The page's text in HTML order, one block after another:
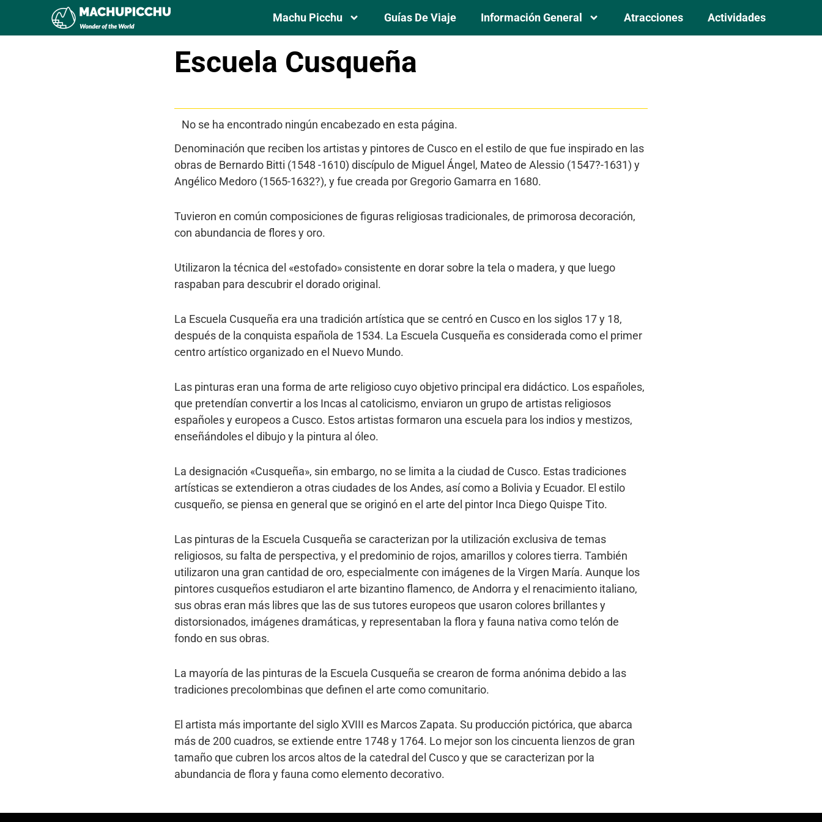
Machu Picchu Guías De Viaje Información General Atracciones Actividades
Escuela Cusqueña
No se ha encontrado ningún encabezado en esta página.
Denominación que reciben los artistas y pintores de Cusco en el estilo de que fue inspirado en las
obras de Bernardo Bitti (1548 -1610) discípulo de Miguel Ángel, Mateo de Alessio (1547?-1631) y
Angélico Medoro (1565-1632?), y fue creada por Gregorio Gamarra en 1680.
Tuvieron en común composiciones de figuras religiosas tradicionales, de primorosa decoración,
con abundancia de flores y oro.
Utilizaron la técnica del «estofado» consistente en dorar sobre la tela o madera, y que luego
raspaban para descubrir el dorado original.
La Escuela Cusqueña era una tradición artística que se centró en Cusco en los siglos 17 y 18,
después de la conquista española de 1534. La Escuela Cusqueña es considerada como el primer
centro artístico organizado en el Nuevo Mundo.
Las pinturas eran una forma de arte religioso cuyo objetivo principal era didáctico. Los españoles,
que pretendían convertir a los Incas al catolicismo, enviaron un grupo de artistas religiosos
españoles y europeos a Cusco. Estos artistas formaron una escuela para los indios y mestizos,
enseñándoles el dibujo y la pintura al óleo.
La designación «Cusqueña», sin embargo, no se limita a la ciudad de Cusco. Estas tradiciones
artísticas se extendieron a otras ciudades de los Andes, así como a Bolivia y Ecuador. El estilo
cusqueño, se piensa en general que se originó en el arte del pintor Inca Diego Quispe Tito.
Las pinturas de la Escuela Cusqueña se caracterizan por la utilización exclusiva de temas
religiosos, su falta de perspectiva, y el predominio de rojos, amarillos y colores tierra. También
utilizaron una gran cantidad de oro, especialmente con imágenes de la Virgen María. Aunque los
pintores cusqueños estudiaron el arte bizantino flamenco, de Andorra y el renacimiento italiano,
sus obras eran más libres que las de sus tutores europeos que usaron colores brillantes y
distorsionados, imágenes dramáticas, y representaban la flora y fauna nativa como telón de
fondo en sus obras.
La mayoría de las pinturas de la Escuela Cusqueña se crearon de forma anónima debido a las
tradiciones precolombinas que definen el arte como comunitario.
El artista más importante del siglo XVIII es Marcos Zapata. Su producción pictórica, que abarca
más de 200 cuadros, se extiende entre 1748 y 1764. Lo mejor son los cincuenta lienzos de gran
tamaño que cubren los arcos altos de la catedral del Cusco y que se caracterizan por la
abundancia de flora y fauna como elemento decorativo.